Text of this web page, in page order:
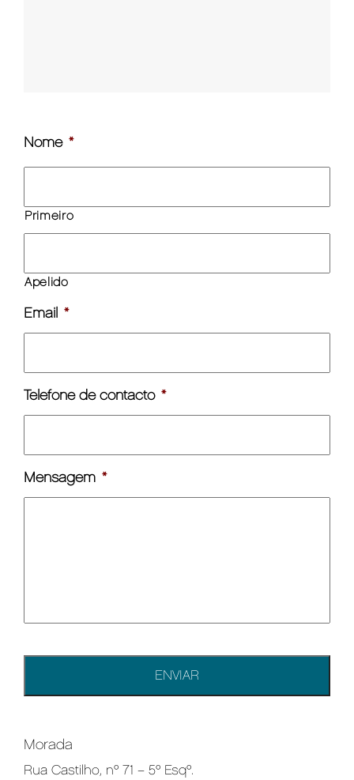
Nome *
Primeiro
Apelido
Email *
Telefone de contacto *
Mensagem *
Morada
Rua Castilho, nº 71 – 5º Esqº.